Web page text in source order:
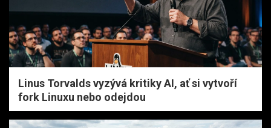
Linus Torvalds vyzývá kritiky AI, ať si vytvoří
fork Linuxu nebo odejdou